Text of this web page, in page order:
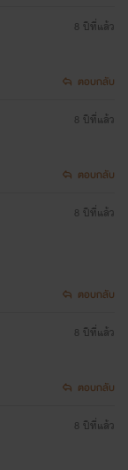
8 ปีที่แล้ว
ตอบกลับ
8 ปีที่แล้ว
ตอบกลับ
8 ปีที่แล้ว
ตอบกลับ
8 ปีที่แล้ว
ตอบกลับ
8 ปีที่แล้ว